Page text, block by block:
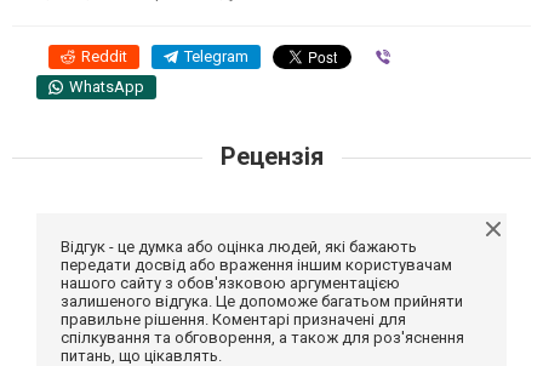
Reddit Telegram
WhatsApp
Рецензія
Відгук - це думка або оцінка людей, які бажають
передати досвід або враження іншим користувачам
нашого сайту з обов'язковою аргументацією
залишеного відгука. Це допоможе багатьом прийняти
правильне рішення. Коментарі призначені для
спілкування та обговорення, а також для роз'яснення
питань, що цікавлять.